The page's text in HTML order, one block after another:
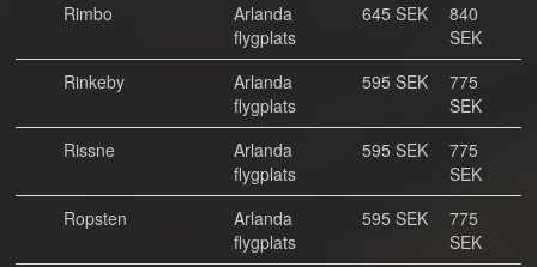
Rimbo
Arlanda
flygplats
645 SEK
840
SEK
Rinkeby
Arlanda
flygplats
595 SEK
775
SEK
Rissne
Arlanda
flygplats
595 SEK
775
SEK
Ropsten
Arlanda
flygplats
595 SEK
775
SEK